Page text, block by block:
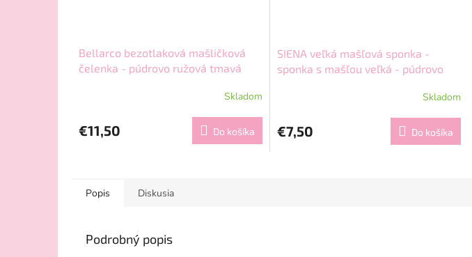
Bellarco bezotlaková mašličková
čelenka - púdrovo ružová tmavá
Skladom
€11,50 Do košíka
SIENA veľká mašľová sponka -
sponka s mašľou veľká - púdrovo
Skladom
€7,50 Do košíka
Popis Diskusia
Podrobný popis